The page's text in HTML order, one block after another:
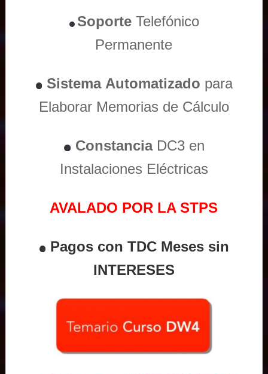
Soporte Telefónico
Permanente
Sistema Automatizado para
Elaborar Memorias de Cálculo
ConstanciaDC3 en
Instalaciones Eléctricas
AVALADO POR LA STPS
Pagos con TDC Meses sin
INTERESES